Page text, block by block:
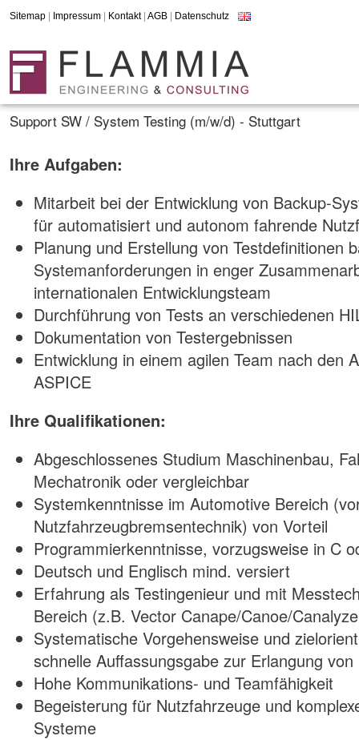
Sitemap Impressum Kontakt| AGB Datenschutz
Support SW / System Testing (m/w/d) - Stuttgart
Ihre Aufgaben:
Mitarbeit bei der Entwicklung von Backup-
für automatisiert und autonom fahrende
Planung und Erstellung von Testdefinitionen
Systemanforderungen in enger
internationalen Entwicklungsteam
Durchführung von Tests an verschiedenen
Dokumentation von Testergebnissen
Entwicklung in einem agilen Team nach den
ASPICE
Ihre Qualifikationen:
Abgeschlossenes Studium Maschinenbau,
Mechatronik oder vergleichbar
Systemkenntnisse im Automotive Bereich
Nutzfahrzeugbremsentechnik) von Vorteil
Programmierkenntnisse, vorzugsweise in C
Deutsch und Englisch mind. versiert
Erfahrung als Testingenieur und mit
Bereich (z.B. Vector Canape/Canoe/
Systematische Vorgehensweise und
schnelle Auffassungsgabe zur Erlangung
Hohe Kommunikations- und Teamfähigkeit
Begeisterung für Nutzfahrzeuge und
Systeme